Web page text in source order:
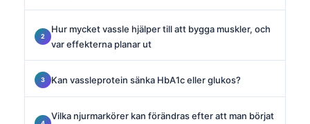
Hur mycket vassle hjälper till att bygga muskler, och
var effekterna planar ut
Kan vassleprotein sänka HbA1c eller glukos?
Vilka njurmarkörer kan förändras efter att man börjat